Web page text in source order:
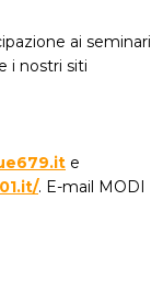
ai seminari
i nostri siti
e
. E-mail MODI